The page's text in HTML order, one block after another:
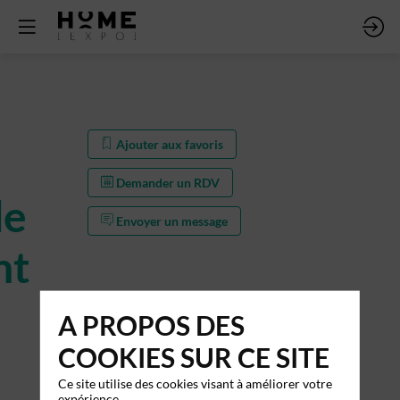
Ajouter aux favoris
Demander un RDV
Envoyer un message
A PROPOS DES
COOKIES SUR CE SITE
Ce site utilise des cookies visant à améliorer votre